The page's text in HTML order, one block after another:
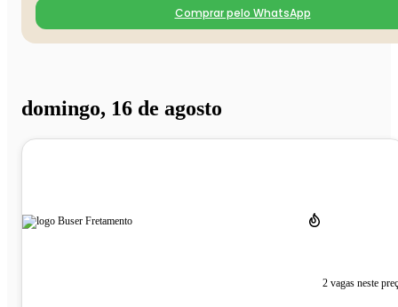
Comprar pelo WhatsApp
domingo, 16 de agosto
2 vagas neste